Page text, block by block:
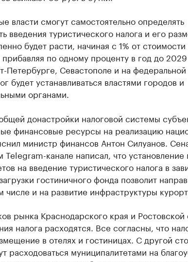
власти смогут самостоятельно определять
введения туристического налога и его
будет расти, начиная с 1% от
по одному проценту в год до
Петербурге, Севастополе и на
будет устанавливаться властями городов и
органами.
донастройки налоговой системы
финансовые ресурсы на реализацию
министр финансов Антон Силуанов.
Telegram-канале написал, что установление
на введение туристического налога в
гостиничного фонда позволит
числе и на развитие инфраструктуры
рынка Краснодарского края и Ростовской
налога расходятся. Все согласны, что
в отелях и гостиницах. С другой
расходоваться муниципалитетами на